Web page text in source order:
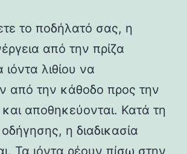
το ποδήλατό σας, η
από την πρίζα
λιθίου να
από την κάθοδο προς την
αποθηκεύονται. Κατά τη
η διαδικασία
Τα ιόντα ρέουν πίσω στην